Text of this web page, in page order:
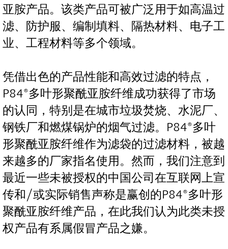
亚胺产品。该类产品可被广泛用于如高温过
滤、防护服、编制填料、隔热材料、电子工
业、工程材料等多个领域。
凭借出色的产品性能和高效过滤的特点，
P84®多叶形聚酰亚胺纤维成功获得了市场
的认同，特别是在城市垃圾焚烧、水泥厂、
钢铁厂和燃煤锅炉的烟气过滤。P84®多叶
形聚酰亚胺纤维作为滤袋的过滤材料，被越
来越多的厂家指名使用。然而，我们注意到
最近一些未被授权的中国公司在互联网上宣
传和/或实际销售声称是赢创的P84®多叶形
聚酰亚胺纤维产品，在此我们认为此类未授
权产品有系属假冒产品之嫌。